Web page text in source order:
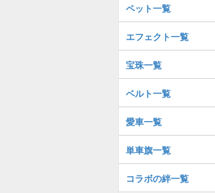
ペット一覧
エフェクト一覧
宝珠一覧
ベルト一覧
愛車一覧
単車旗一覧
コラボの絆一覧